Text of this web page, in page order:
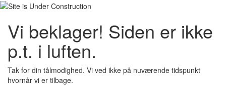
Vi beklager! Siden er ikke
p.t. i luften.
Tak for din tålmodighed. Vi ved ikke på nuværende tidspunkt
hvornår vi er tilbage.